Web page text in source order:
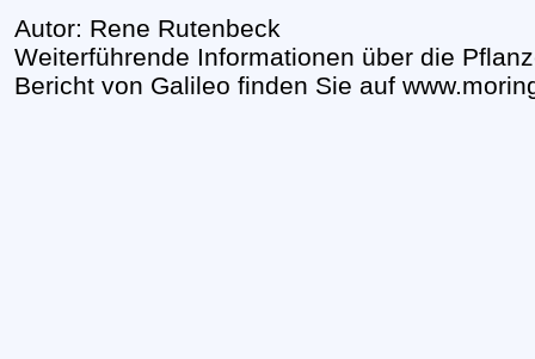
Autor: Rene Rutenbeck
Weiterführende Informationen über die
Bericht von Galileo finden Sie auf